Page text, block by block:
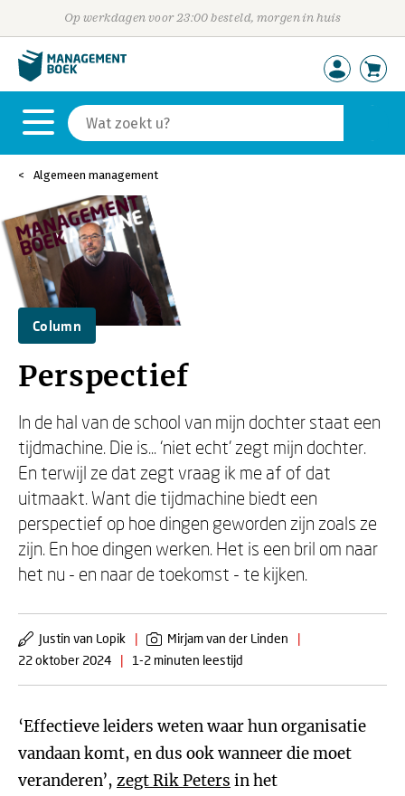
Op werkdagen voor 23:00 besteld, morgen in huis
Algemeen management
Column
Perspectief
In de hal van de school van mijn dochter staat een
tijdmachine. Die is... ‘niet echt’ zegt mijn dochter.
En terwijl ze dat zegt vraag ik me af of dat
uitmaakt. Want die tijdmachine biedt een
perspectief op hoe dingen geworden zijn zoals ze
zijn. En hoe dingen werken. Het is een bril om naar
het nu - en naar de toekomst - te kijken.
Justin van Lopik | Mirjam van der Linden
|
22 oktober 2024
| 1-2 minuten leestijd
‘Effectieve leiders weten waar hun organisatie
vandaan komt, en dus ook wanneer die moet
veranderen’, zegt Rik Peters in het